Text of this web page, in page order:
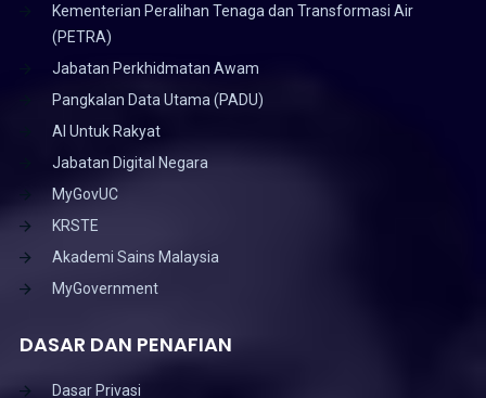
Kementerian Peralihan Tenaga dan Transformasi Air
(PETRA)
Jabatan Perkhidmatan Awam
Pangkalan Data Utama (PADU)
AI Untuk Rakyat
Jabatan Digital Negara
MyGovUC
KRSTE
Akademi Sains Malaysia
MyGovernment
DASAR DAN PENAFIAN
Dasar Privasi